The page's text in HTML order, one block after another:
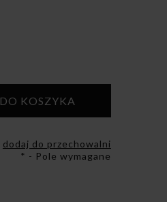
DO KOSZYKA
dodaj do przechowalni
* - Pole wymagane